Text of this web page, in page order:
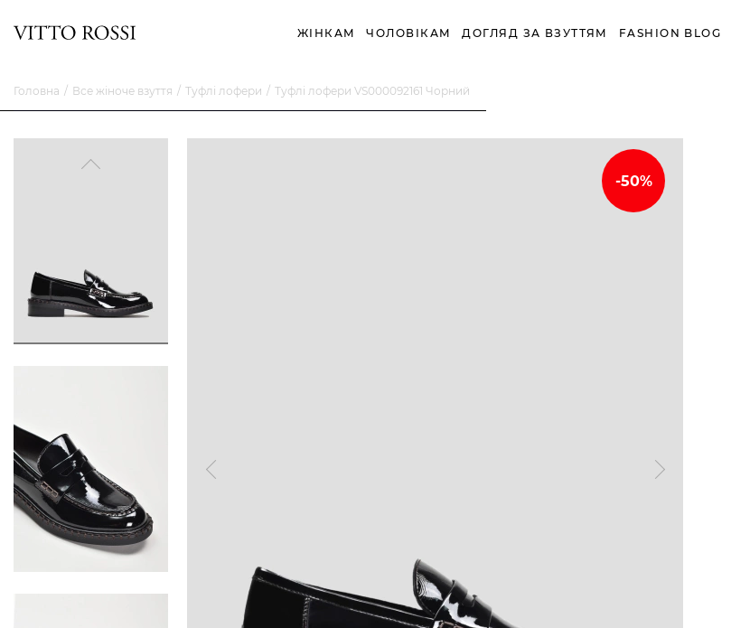
ЖІНКАМ ЧОЛОВІКАМ ДОГЛЯД ЗА ВЗУТТЯМ FASHION BLOG
Головна Все жіноче взуття Туфлі лофери Туфлі лофери VS000092161 Чорний